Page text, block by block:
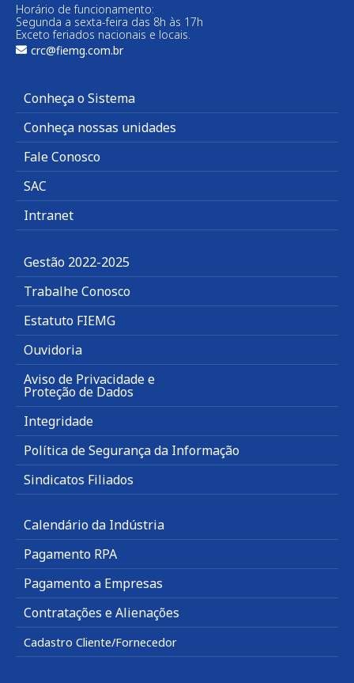
Horário de funcionamento:
Segunda a sexta-feira das 8h às 17h
Exceto feriados nacionais e locais.
crc@fiemg.com.br
Conheça o Sistema
Conheça nossas unidades
Fale Conosco
SAC
Intranet
Gestão 2022-2025
Trabalhe Conosco
Estatuto FIEMG
Ouvidoria
Aviso de Privacidade e
Proteção de Dados
Integridade
Política de Segurança da Informação
Sindicatos Filiados
Calendário da Indústria
Pagamento RPA
Pagamento a Empresas
Contratações e Alienações
Cadastro Cliente/Fornecedor